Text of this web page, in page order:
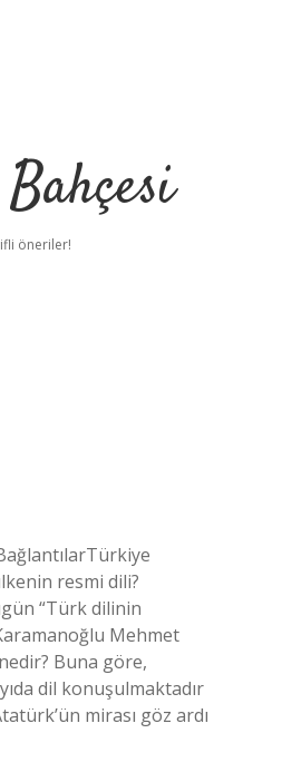
öneriler!
resmi dili?
“Türk dilinin
Mehmet
Buna göre,
dil konuşulmaktadır
mirası göz ardı